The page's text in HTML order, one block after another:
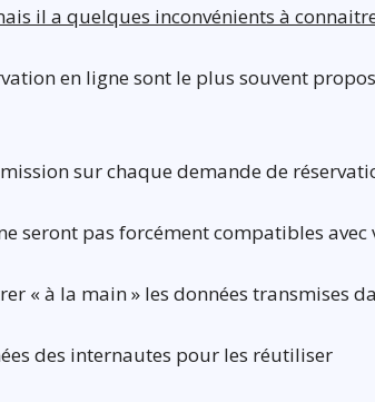
il a quelques inconvénients à
en ligne sont le plus souvent
sur chaque demande de
seront pas forcément compatibles avec
« à la main » les données transmises
des internautes pour les réutiliser